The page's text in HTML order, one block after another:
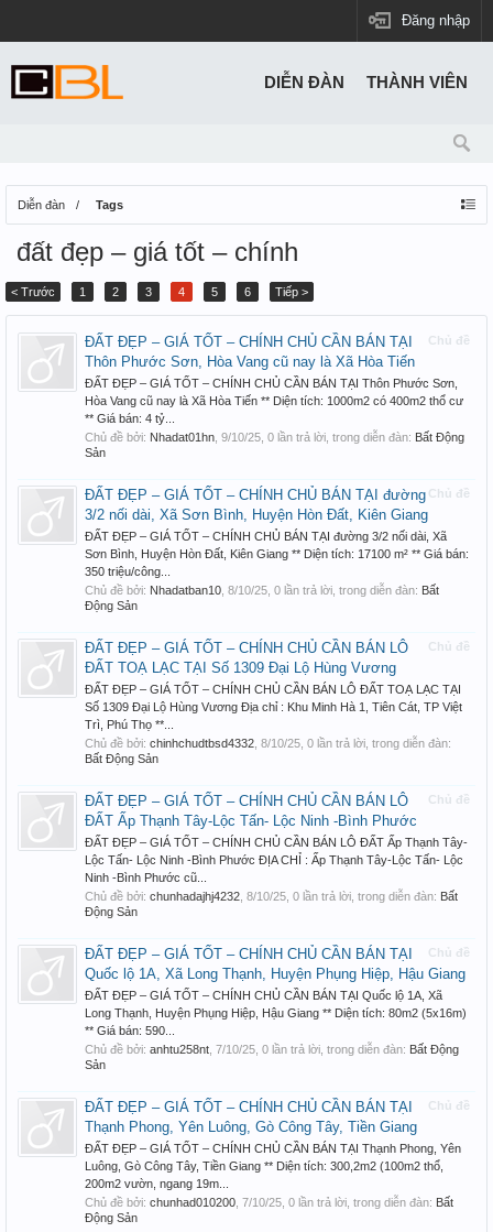
Đăng nhập
Diễn đàn Tags
đất đẹp – giá tốt – chính
< Trước 1 2 3 4 5 6 Tiếp >
Chủ đề
ĐẤT ĐẸP – GIÁ TỐT – CHÍNH CHỦ CẦN BÁN TẠI
Thôn Phước Sơn, Hòa Vang cũ nay là Xã Hòa Tiến
ĐẤT ĐẸP – GIÁ TỐT – CHÍNH CHỦ CẦN BÁN TẠI Thôn Phước Sơn,
Hòa Vang cũ nay là Xã Hòa Tiến ** Diện tích: 1000m2 có 400m2 thổ cư
** Giá bán: 4 tỷ...
Chủ đề bởi: Nhadat01hn 9/10/25 , 0 lần trả lời, trong diễn đàn: Bất Động
Sản
Chủ đề
ĐẤT ĐẸP – GIÁ TỐT – CHÍNH CHỦ BÁN TẠI đường
3/2 nối dài, Xã Sơn Bình, Huyện Hòn Đất, Kiên Giang
ĐẤT ĐẸP – GIÁ TỐT – CHÍNH CHỦ BÁN TẠI đường 3/2 nối dài, Xã
Sơn Bình, Huyện Hòn Đất, Kiên Giang ** Diện tích: 17100 m² ** Giá bán:
350 triệu/công...
Chủ đề bởi: Nhadatban10 8/10/25 , 0 lần trả lời, trong diễn đàn: Bất
Động Sản
Chủ đề
ĐẤT ĐẸP – GIÁ TỐT – CHÍNH CHỦ CẦN BÁN LÔ
ĐẤT TOẠ LẠC TẠI Số 1309 Đại Lộ Hùng Vương
ĐẤT ĐẸP – GIÁ TỐT – CHÍNH CHỦ CẦN BÁN LÔ ĐẤT TOẠ LẠC TẠI
Số 1309 Đại Lộ Hùng Vương Địa chỉ : Khu Minh Hà 1, Tiên Cát, TP Việt
Trì, Phú Thọ **...
Chủ đề bởi: chinhchudtbsd4332 8/10/25 , 0 lần trả lời, trong diễn đàn:
Bất Động Sản
Chủ đề
ĐẤT ĐẸP – GIÁ TỐT – CHÍNH CHỦ CẦN BÁN LÔ
ĐẤT Ấp Thạnh Tây-Lộc Tấn- Lộc Ninh -Bình Phước
ĐẤT ĐẸP – GIÁ TỐT – CHÍNH CHỦ CẦN BÁN LÔ ĐẤT Ấp Thạnh Tây-
Lộc Tấn- Lộc Ninh -Bình Phước ĐỊA CHỈ : Ấp Thạnh Tây-Lộc Tấn- Lộc
Ninh -Bình Phước cũ...
Chủ đề bởi: chunhadajhj4232 8/10/25 , 0 lần trả lời, trong diễn đàn: Bất
Động Sản
Chủ đề
ĐẤT ĐẸP – GIÁ TỐT – CHÍNH CHỦ CẦN BÁN TẠI
Quốc lộ 1A, Xã Long Thạnh, Huyện Phụng Hiệp, Hậu Giang
ĐẤT ĐẸP – GIÁ TỐT – CHÍNH CHỦ CẦN BÁN TẠI Quốc lộ 1A, Xã
Long Thạnh, Huyện Phụng Hiệp, Hậu Giang ** Diện tích: 80m2 (5x16m)
** Giá bán: 590...
Chủ đề bởi: anhtu258nt 7/10/25 , 0 lần trả lời, trong diễn đàn: Bất Động
Sản
Chủ đề
ĐẤT ĐẸP – GIÁ TỐT – CHÍNH CHỦ CẦN BÁN TẠI
Thạnh Phong, Yên Luông, Gò Công Tây, Tiền Giang
ĐẤT ĐẸP – GIÁ TỐT – CHÍNH CHỦ CẦN BÁN TẠI Thạnh Phong, Yên
Luông, Gò Công Tây, Tiền Giang ** Diện tích: 300,2m2 (100m2 thổ,
200m2 vườn, ngang 19m...
Chủ đề bởi: chunhad010200 7/10/25 , 0 lần trả lời, trong diễn đàn: Bất
Động Sản
DIỄN ĐÀN THÀNH VIÊN